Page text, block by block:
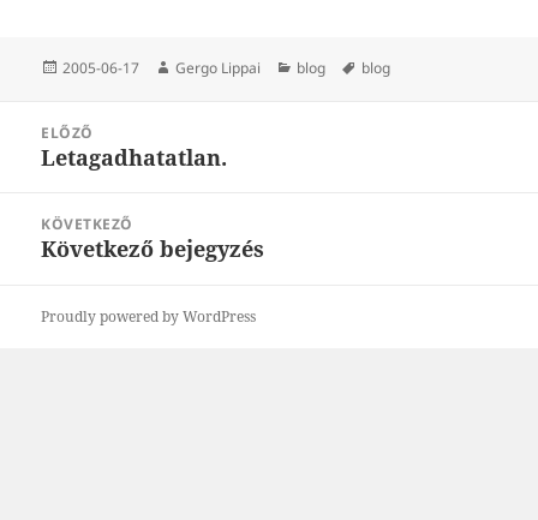
Közzétéve
2005-06-17 Szerző
Gergo Lippai Kategória
blog Címke
blog
navigáció
ELŐZŐ
Korábbi
Letagadhatatlan.
KÖVETKEZŐ
Következő
Következő bejegyzés
Proudly powered by WordPress